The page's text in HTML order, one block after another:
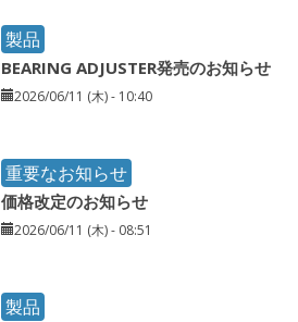
製品
BEARING ADJUSTER発売のお知らせ
2026/06/11 (木) - 10:40
重要なお知らせ
価格改定のお知らせ
2026/06/11 (木) - 08:51
製品